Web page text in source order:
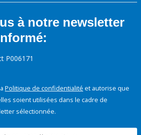
à notre newsletter
P006171
Politique de confidentialité et autorise que
soient utilisées dans le cadre de
sélectionnée.